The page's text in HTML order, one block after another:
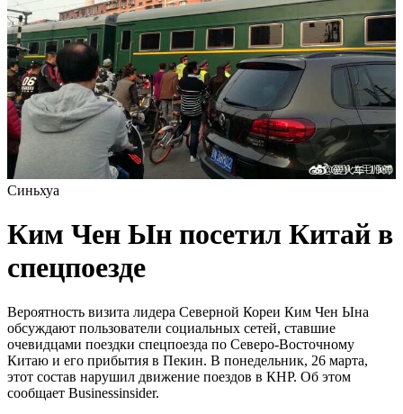
Синьхуа
Ким Чен Ын посетил Китай в
спецпоезде
Вероятность визита лидера Северной Кореи Ким Чен Ына
обсуждают пользователи социальных сетей, ставшие
очевидцами поездки спецпоезда по Северо-Восточному
Китаю и его прибытия в Пекин. В понедельник, 26 марта,
этот состав нарушил движение поездов в КНР. Об этом
сообщает Businessinsider.